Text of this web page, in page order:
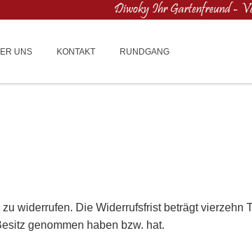
Diwoky Ihr Gartenfreund -
UNS KONTAKT RUNDGANG
widerrufen. Die Widerrufsfrist beträgt vierzehn
genommen haben bzw. hat.